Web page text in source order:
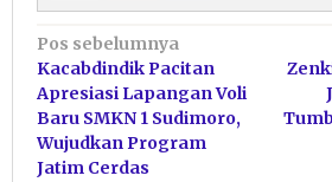
Navigasi
pos
Pos sebelumnya
Kacabdindik Pacitan
Apresiasi Lapangan Voli
Baru SMKN 1 Sudimoro,
Wujudkan Program
Jatim Cerdas